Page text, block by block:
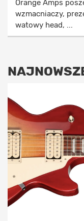
Orange Amps
wzmacniaczy,
watowy head, ...